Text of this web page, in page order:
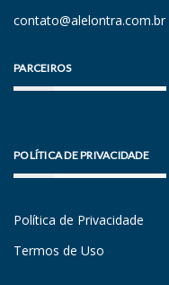
contato@alelontra.com.br
PARCEIROS
POLÍTICA DE PRIVACIDADE
Política de Privacidade
Termos de Uso